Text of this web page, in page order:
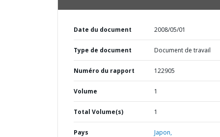
Date du document 2008/05/01
Type de document Document de travail
Numéro du rapport 122905
Volume 1
Total Volume(s) 1
Pays Japon,